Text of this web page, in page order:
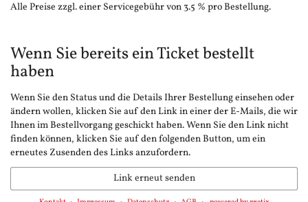
Alle Preise zzgl. einer Servicegebühr von 3.5 % pro Bestellung.
Wenn Sie bereits ein Ticket bestellt
haben
Wenn Sie den Status und die Details Ihrer Bestellung einsehen oder
ändern wollen, klicken Sie auf den Link in einer der E-Mails, die wir
Ihnen im Bestellvorgang geschickt haben. Wenn Sie den Link nicht
finden können, klicken Sie auf den folgenden Button, um ein
erneutes Zusenden des Links anzufordern.
Link erneut senden